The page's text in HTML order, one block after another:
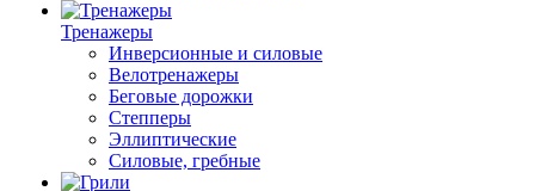
Тренажеры
Инверсионные и силовые
Велотренажеры
Беговые дорожки
Степперы
Эллиптические
Силовые, гребные